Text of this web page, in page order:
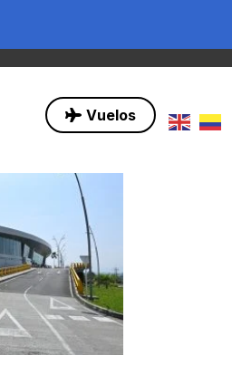
Vuelos